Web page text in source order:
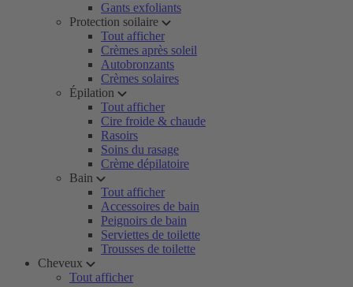
Gants exfoliants
Protection soilaire
Tout afficher
Crèmes après soleil
Autobronzants
Crèmes solaires
Épilation
Tout afficher
Cire froide & chaude
Rasoirs
Soins du rasage
Crème dépilatoire
Bain
Tout afficher
Accessoires de bain
Peignoirs de bain
Serviettes de toilette
Trousses de toilette
Cheveux
Tout afficher